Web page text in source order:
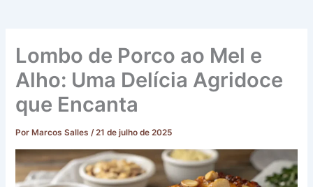
Lombo de Porco ao Mel e
Alho: Uma Delícia Agridoce
que Encanta
Por Marcos Salles/21 de julho de 2025